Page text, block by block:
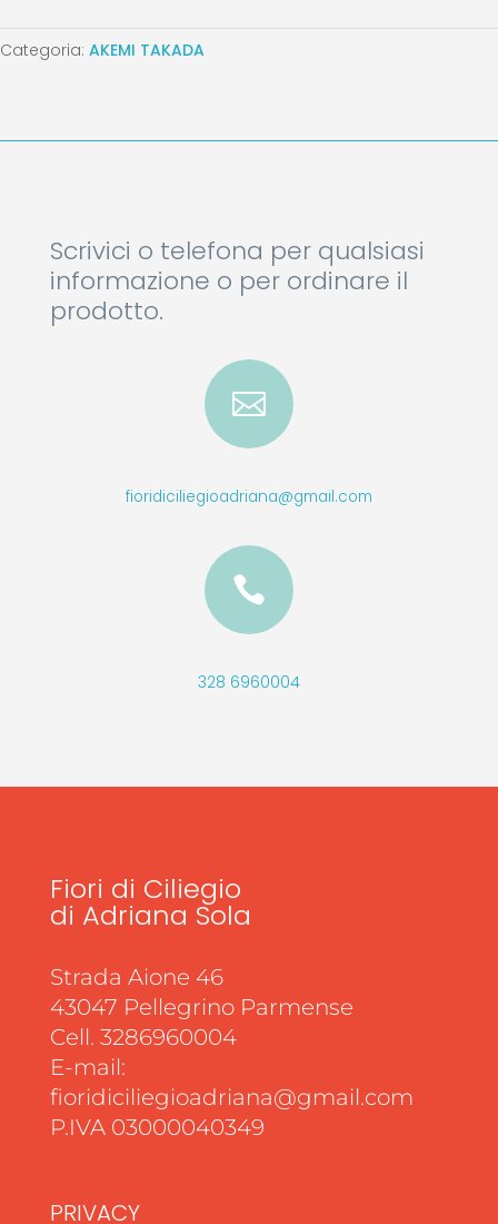
Categoria: AKEMI TAKADA
Scrivici o telefona per qualsiasi
informazione o per ordinare il
prodotto.

fioridiciliegioadriana@gmail.com

328 6960004
Fiori di Ciliegio
di Adriana Sola
Strada Aione 46
43047 Pellegrino Parmense
Cell. 3286960004
E-mail:
fioridiciliegioadriana@gmail.com
P.IVA 03000040349
PRIVACY